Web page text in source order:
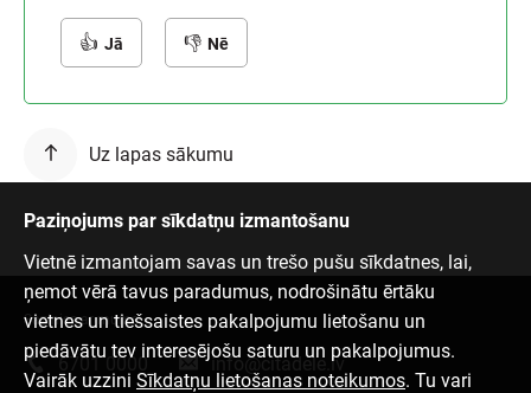
Jā Nē
Uz lapas sākumu
Paziņojums par sīkdatņu izmantošanu
Vietnē izmantojam savas un trešo pušu sīkdatnes, lai,
ņemot vērā tavus paradumus, nodrošinātu ērtāku
vietnes un tiešsaistes pakalpojumu lietošanu un
piedāvātu tev interesējošu saturu un pakalpojumus.
Vairāk uzzini Sīkdatņu lietošanas noteikumos. Tu vari
Sazinies ar mums
6701 0000 info@citadele.lv